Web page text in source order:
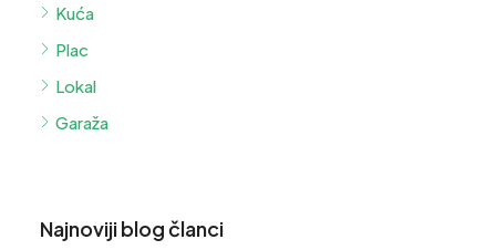
Kuća
Plac
Lokal
Garaža
Najnoviji blog članci